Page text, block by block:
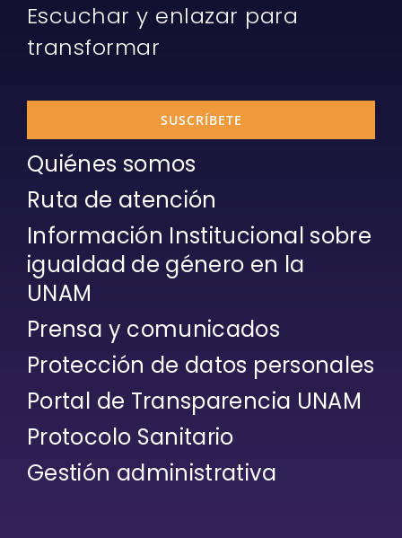
Escuchar y enlazar para
transformar
SUSCRÍBETE
Quiénes somos
Ruta de atención
Información Institucional sobre
igualdad de género en la
UNAM
Prensa y comunicados
Protección de datos personales
Portal de Transparencia UNAM
Protocolo Sanitario
Gestión administrativa